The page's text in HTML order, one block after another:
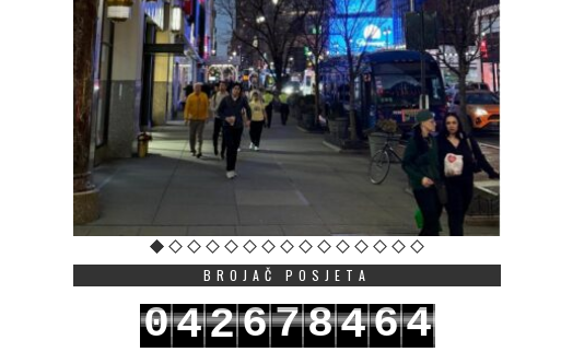
BROJAČ POSJETA
042678464